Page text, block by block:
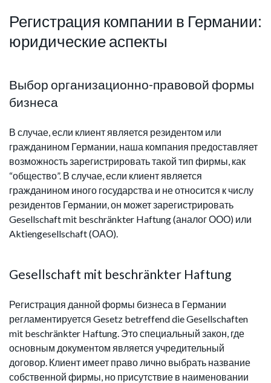
Регистрация компании в Германии:
юридические аспекты
Выбор организационно-правовой формы
бизнеса
В случае, если клиент является резидентом или
гражданином Германии, наша компания предоставляет
возможность зарегистрировать такой тип фирмы, как
“общество”. В случае, если клиент является
гражданином иного государства и не относится к числу
резидентов Германии, он может зарегистрировать
Gesellschaft mit beschränkter Haftung (аналог ООО) или
Aktiengesellschaft (ОАО).
Gesellschaft mit beschränkter Haftung
Регистрация данной формы бизнеса в Германии
регламентируется Gesetz betreffend die Gesellschaften
mit beschränkter Haftung. Это специальный закон, где
основным документом является учредительный
договор. Клиент имеет право лично выбрать название
собственной фирмы, но присутствие в наименовании